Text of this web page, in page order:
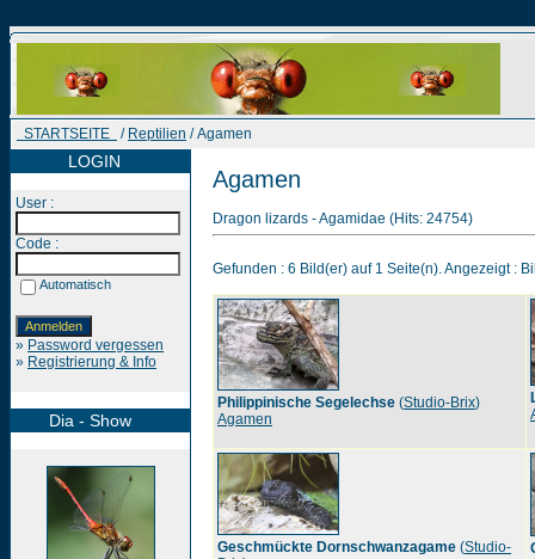
STARTSEITE / Reptilien / Agamen
LOGIN
User :
Code :
Automatisch
» Password vergessen
» Registrierung & Info
Dia - Show
Agamen
Dragon lizards - Agamidae (Hits: 24754)
Gefunden : 6 Bild(er) auf 1 Seite(n). Angezeigt :
Philippinische Segelechse (Studio-Brix)
Agamen
Geschmückte Dornschwanzagame (Studio-